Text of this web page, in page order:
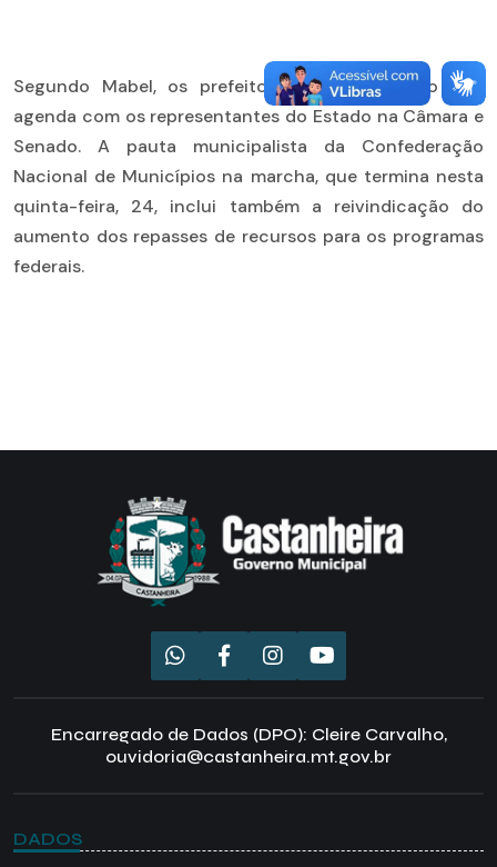
Segundo Mabel, os prefeitos de Mato Grosso tem
agenda com os representantes do Estado na Câmara e
Senado. A pauta municipalista da Confederação
Nacional de Municípios na marcha, que termina nesta
quinta-feira, 24, inclui também a reivindicação do
aumento dos repasses de recursos para os programas
federais.
Encarregado de Dados (DPO): Cleire Carvalho,
ouvidoria@castanheira.mt.gov.br
DADOS